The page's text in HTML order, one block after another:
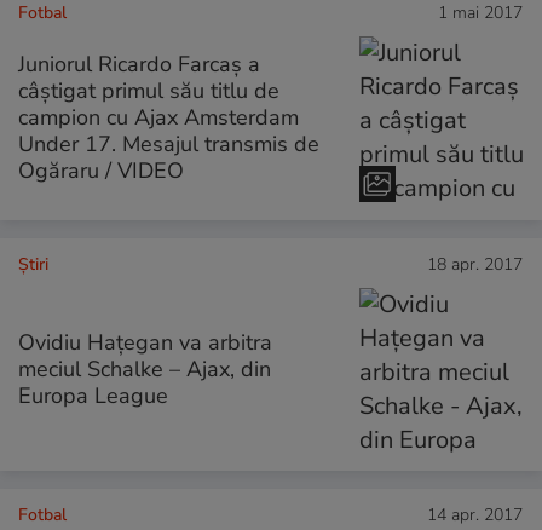
Fotbal 1 mai 2017
Juniorul Ricardo Farcaş a
câștigat primul său titlu de
campion cu Ajax Amsterdam
Under 17. Mesajul transmis de
Ogăraru / VIDEO
Ştiri 18 apr. 2017
Ovidiu Hațegan va arbitra
meciul Schalke – Ajax, din
Europa League
Fotbal 14 apr. 2017